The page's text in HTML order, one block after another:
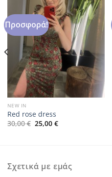
Προσφορά!
NEW IN
Red rose dress
30,00€ Original
price
25,00 €Η
τρέχουσα
Σχετικά με εμάς